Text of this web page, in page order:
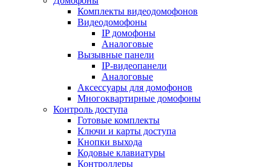
Комплекты видеодомофонов
Видеодомофоны
IP домофоны
Аналоговые
Вызывные панели
IP-видеопанели
Аналоговые
Аксессуары для домофонов
Многоквартирные домофоны
Контроль доступа
Готовые комплекты
Ключи и карты доступа
Кнопки выхода
Кодовые клавиатуры
Контроллеры